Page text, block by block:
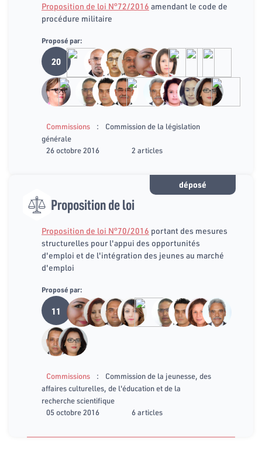
Proposition de loi N°72/2016 amendant le code de
procédure militaire
Proposé par:
20
Commissions :
Commission de la législation
générale
26 octobre 2016
2 articles
déposé
Proposition de loi
Proposition de loi N°70/2016 portant des mesures
structurelles pour l'appui des opportunités
d'emploi et de l'intégration des jeunes au marché
d'emploi
Proposé par:
11
Commissions :
Commission de la jeunesse, des
affaires culturelles, de l'éducation et de la
recherche scientifique
05 octobre 2016
6 articles